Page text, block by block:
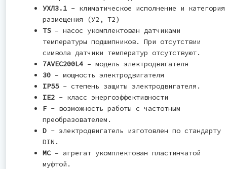
УХЛ3.1 - климатическое исполнение и категория
размещения (У2, Т2)
TS– насос укомплектован датчиками
температуры подшипников. При отсутствии
символа датчики температур отсутствуют.
7AVEC200L4 – модель электродвигателя
30 – мощность электродвигателя
IP55- степень защиты электродвигателя.
IE2 - класс энергоэффективности
F - возможность работы с частотным
преобразователем.
D - электродвигатель изготовлен по стандарту
DIN.
MC – агрегат укомплектован пластинчатой
муфтой.